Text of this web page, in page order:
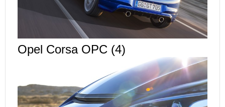
Opel Corsa OPC (4)